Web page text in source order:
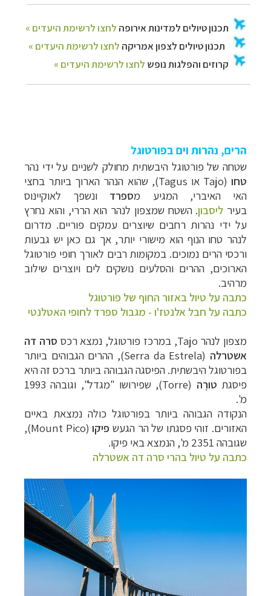
הרים, נהרות וים בפורטוגל
שטחה של פורטוגל היבשתית מחולק לשניים על ידי נהר
טחו (
Tajo או Tagus), שהוא הנהר הארוך ביותר בחצי
האי האיברי, המגיע מספרד ונשפך לאוקיינוס
בעיר ליסבון. השטח שמצפון לנהר הוא הררי, והוא נחרץ
על ידי נהרות רחבים שיוצרים עמקים פוריים. מדרום
לנהר טחו הנוף הוא מישורי יותר, אך גם כאן יש גבעות
ורכסי הרים נמוכים. במקומות רבים לאורך חופי פורטוגל
הארוכים, ההרים והסלעים נושקים לים ויוצרים שילוב
מרהיב.
כתבה על טיול באזור החוף של פורטוגל
כתבה על חבל אלנטז'ו - מגבול ספרד לחופי האטלנטי
מצפון לנהר Tajo, במרכז פורטוגל, נמצא רכס
סרה דה
אשטרלה (
Serra da Estrela), ההרים הגבוהים ביותר
בפורטוגל היבשתית. הפיסגה הגבוהה ביותר ברכס זה היא
פיסגת טורֶה (Torre), שפירושו "מגדל", וגובהה
1993
מ'.
הנקודה הגבוהה ביותר בפורטוגל כולה נמצאת באיים
האזורים. זוהי פסגתו של הר הגעש פיקו (
Mount Pico
),
שגובהה 2351 מ', הנמצא באי
פיקו.
כתבה על טיול בהרי סרה דה אשטרלה